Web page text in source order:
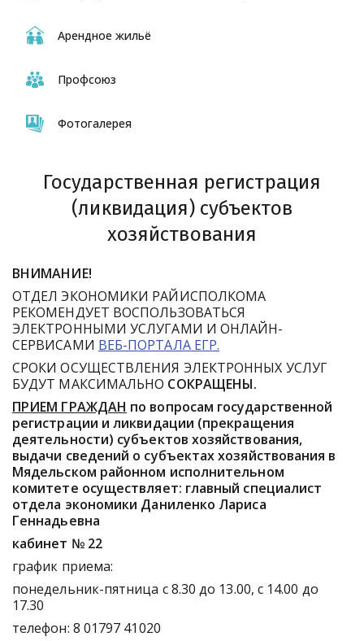
Арендное жильё
Профсоюз
Фотогалерея
Государственная регистрация
(ликвидация) субъектов
хозяйствования
ВНИМАНИЕ!
ОТДЕЛ ЭКОНОМИКИ РАЙИСПОЛКОМА
РЕКОМЕНДУЕТ ВОСПОЛЬЗОВАТЬСЯ
ЭЛЕКТРОННЫМИ УСЛУГАМИ И ОНЛАЙН-
СЕРВИСАМИ ВЕБ-ПОРТАЛА ЕГР.
СРОКИ ОСУЩЕСТВЛЕНИЯ ЭЛЕКТРОННЫХ УСЛУГ
БУДУТ МАКСИМАЛЬНО СОКРАЩЕНЫ.
ПРИЕМ ГРАЖДАН по вопросам государственной
регистрации и ликвидации (прекращения
деятельности) субъектов хозяйствования,
выдачи сведений о субъектах хозяйствования в
Мядельском районном исполнительном
комитете осуществляет: главный специалист
отдела экономики Даниленко Лариса
Геннадьевна
кабинет № 22
график приема:
понедельник-пятница с 8.30 до 13.00, с 14.00 до
17.30
телефон: 8 01797 41020